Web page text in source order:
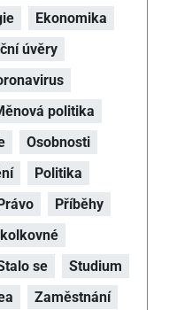
Ekonomika
úvěry
politika
Osobnosti
Politika
Příběhy
se
Studium
Zaměstnání